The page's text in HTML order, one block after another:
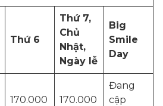
Thứ 6
Thứ 7,
Chủ
Nhật,
Ngày lễ
Big
Smile
Day
170.000 170.000
Đang
cập